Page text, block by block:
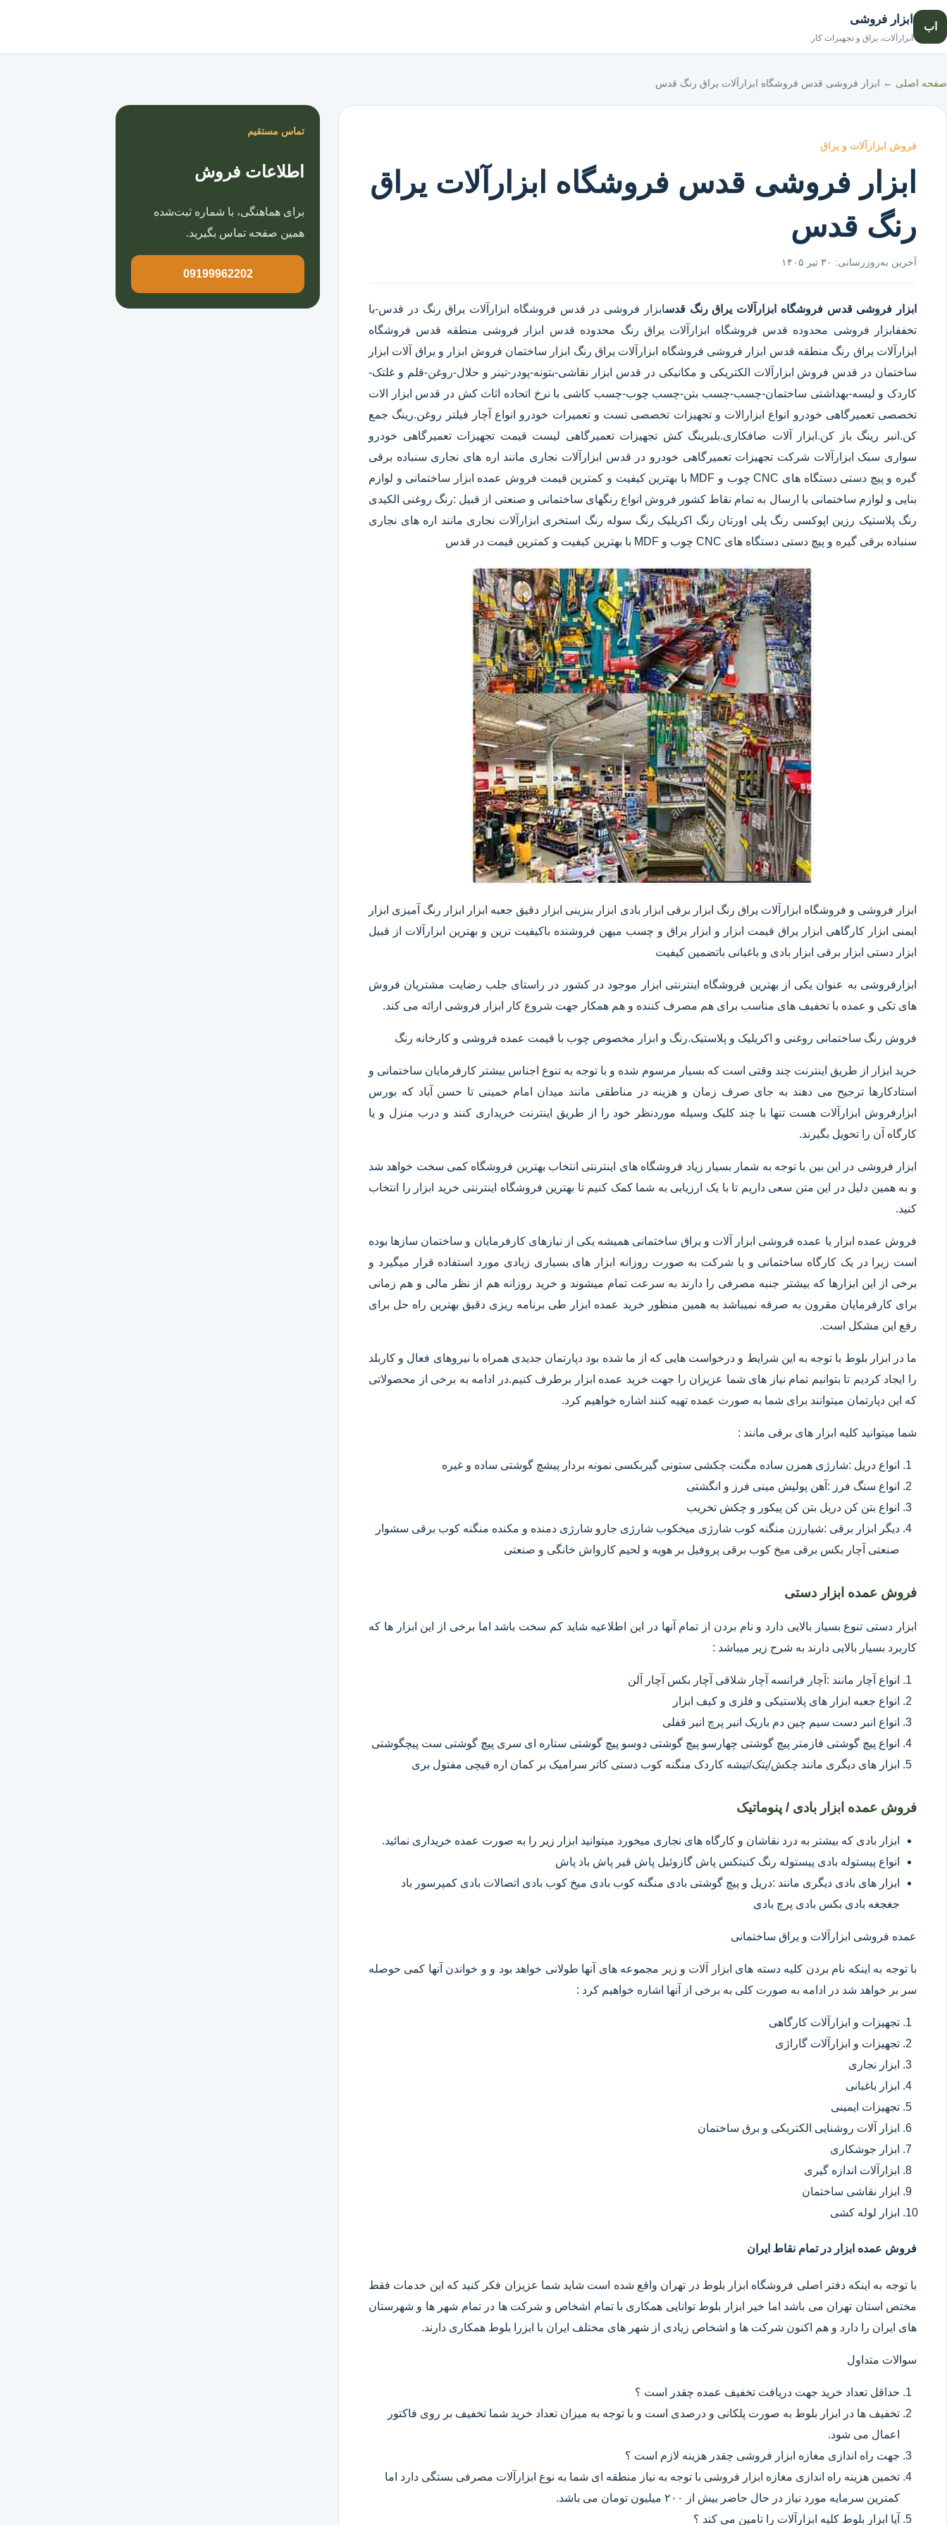
اب
ابزار فروشی
ابزارآلات، یراق و تجهیزات کار
صفحه اصلی ← ابزار فروشی قدس فروشگاه ابزارآلات یراق رنگ قدس
فروش ابزارآلات و یراق
ابزار فروشی قدس فروشگاه ابزارآلات یراق
رنگ قدس
آخرین به‌روزرسانی: ۳۰ تیر ۱۴۰۵
ابزار فروشی قدس فروشگاه ابزارآلات یراق رنگ قدسابزار فروشی در قدس فروشگاه ابزارآلات یراق رنگ در قدس-با
تخففابزار فروشی محدوده قدس فروشگاه ابزارآلات یراق رنگ محدوده قدس ابزار فروشی منطقه قدس فروشگاه
ابزارآلات یراق رنگ منطقه قدس ابزار فروشی فروشگاه ابزارآلات یراق رنگ ابزار ساختمان فروش ابزار و یراق آلات ابزار
ساختمان در قدس فروش ابزارآلات الکتریکی و مکانیکی در قدس ابزار نقاشی-بتونه-پودر-تینر و حلال-روغن-قلم و غلتک-
کاردک و لیسه-بهداشتی ساختمان-چسب-چسب بتن-چسب چوب-چسب کاشی با نرخ اتحاده اثاث کش در قدس ابزار الات
تخصصی تعمیرگاهی خودرو انواع ابزارالات و تجهیزات تخصصی تست و تعمیرات خودرو انواع آچار فیلتر روغن.رینگ جمع
کن.انبر رینگ باز کن.ابزار آلات صافکاری.بلبرینگ کش تجهیزات تعمیرگاهی لیست قیمت تجهیزات تعمیرگاهی خودرو
سواری سبک ابزارآلات شرکت تجهیزات تعمیرگاهی خودرو در قدس ابزارآلات نجاری مانند اره های نجاری سنباده برقی
گیره و پیچ دستی دستگاه های CNC چوب و MDF با بهترین کیفیت و کمترین قیمت فروش عمده ابزار ساختمانی و لوازم
بنایی و لوازم ساختمانی با ارسال به تمام نقاط کشور فروش انواع رنگهای ساختمانی و صنعتی از قبیل :رنگ روغنی الکیدی
رنگ پلاستیک رزین اپوکسی رنگ پلی اورتان رنگ اکریلیک رنگ سوله رنگ استخری ابزارآلات نجاری مانند اره های نجاری
سنباده برقی گیره و پیچ دستی دستگاه های CNC چوب و MDF با بهترین کیفیت و کمترین قیمت در قدس
ابزار فروشی و فروشگاه ابزارآلات یراق رنگ ابزار برقی ابزار بادی ابزار بنزینی ابزار دقیق​ جعبه ابزار ابزار رنگ آمیزی ابزار
ایمنی ابزار کارگاهی ابزار یراق قیمت ابزار و ابزار یراق و چسب میهن فروشنده باکیفیت ترین و بهترین ابزارآلات از قبیل
ابزار دستی ابزار برقی ابزار بادی و باغبانی باتضمین کیفیت
ابزارفروشی به عنوان یکی از بهترین فروشگاه اینترنتی ابزار موجود در کشور در راستای جلب رضایت مشتریان فروش
های تکی و عمده با تخفیف های مناسب برای هم مصرف کننده و هم همکار جهت شروع کار ابزار فروشی ارائه می کند.
فروش رنگ ساختمانی روغنی و اکریلیک و پلاستیک.رنگ و ابزار مخصوص چوب با قیمت عمده فروشی و کارخانه رنگ
خرید ابزار از طریق اینترنت چند وقتی است که بسیار مرسوم شده و با توجه به تنوع اجناس بیشتر کارفرمایان ساختمانی و
استادکارها ترجیح می دهند به جای صرف زمان و هزینه در مناطقی مانند میدان امام خمینی تا حسن آباد که بورس
ابزارفروش ابزارآلات هست تنها با چند کلیک وسیله موردنظر خود را از طریق اینترنت خریداری کنند و درب منزل و یا
کارگاه آن را تحویل بگیرند.
ابزار فروشی در این بین با توجه به شمار بسیار زیاد فروشگاه های اینترنتی انتخاب بهترین فروشگاه کمی سخت خواهد شد
و به همین دلیل در این متن سعی داریم تا با یک ارزیابی به شما کمک کنیم تا بهترین فروشگاه اینترنتی خرید ابزار را انتخاب
کنید.
فروش عمده ابزار یا عمده فروشی ابزار آلات و یراق ساختمانی همیشه یکی از نیازهای کارفرمایان و ساختمان سازها بوده
است زیرا در یک کارگاه ساختمانی و یا شرکت به صورت روزانه ابزار های بسیاری زیادی مورد استفاده قرار میگیرد و
برخی از این ابزارها که بیشتر جنبه مصرفی را دارند به سرعت تمام میشوند و خرید روزانه هم از نظر مالی و هم زمانی
برای کارفرمایان مقرون به صرفه نمیباشد به همین منظور خرید عمده ابزار طی برنامه ریزی دقیق بهترین راه حل برای
رفع این مشکل است.
ما در ابزار بلوط با توجه به این شرایط و درخواست هایی که از ما شده بود دپارتمان جدیدی همراه با نیروهای فعال و کاربلد
را ایجاد کردیم تا بتوانیم تمام نیاز های شما عزیزان را جهت خرید عمده ابزار برطرف کنیم.در ادامه به برخی از محصولاتی
که این دپارتمان میتوانند برای شما به صورت عمده تهیه کنند اشاره خواهیم کرد.
شما میتوانید کلیه ابزار های برقی مانند :
انواع دریل :شارژی همزن ساده مگنت چکشی ستونی گیربکسی نمونه بردار پیشچ گوشتی ساده و غیره
انواع سنگ فرز :آهن پولیش مینی فرز و انگشتی
انواع بتن کن دریل بتن کن پیکور و چکش تخریب
دیگر ابزار برقی :شیارزن منگنه کوب شارژی میخکوب شارژی جارو شارژی دمنده و مکنده منگنه کوب برقی سشوار
صنعتی آچار بکس برقی میخ کوب برقی پروفیل بر هویه و لحیم کارواش خانگی و صنعتی
فروش عمده ابزار دستی
ابزار دستی تنوع بسیار بالایی دارد و نام بردن از تمام آنها در این اطلاعیه شاید کم سخت باشد اما برخی از این ابزار ها که
کاربرد بسیار بالایی دارند به شرح زیر میباشد :
انواع آچار مانند :آچار فرانسه آچار شلاقی آچار بکس آچار آلن
انواع جعبه ابزار های پلاستیکی و فلزی و کیف ابزار
انواع انبر دست سیم چین دم باریک انبر پرچ انبر قفلی
انواع پیچ گوشتی فازمتر پیچ گوشتی چهارسو پیچ گوشتی دوسو پیچ گوشتی ستاره ای سری پیچ گوشتی ست پیچگوشتی
ابزار های دیگری مانند چکش/پتک/تیشه کاردک منگنه کوب دستی کاتر سرامیک بر کمان اره قیچی مفتول بری
فروش عمده ابزار بادی / پنوماتیک
ابزار بادی که بیشتر به درد نقاشان و کارگاه های نجاری میخورد میتوانید ابزار زیر را به صورت عمده خریداری نمائید.
انواع پیستوله بادی پیستوله رنگ کنیتکس پاش گازوئیل پاش قیر پاش باد پاش
ابزار های بادی دیگری مانند :دریل و پیچ گوشتی بادی منگنه کوب بادی میخ کوب بادی اتصالات بادی کمپرسور باد
جغجغه بادی بکس بادی پرچ بادی
عمده فروشی ابزارآلات و یراق ساختمانی
با توجه به اینکه نام بردن کلیه دسته های ابزار آلات و زیر مجموعه های آنها طولانی خواهد بود و و خواندن آنها کمی حوصله
سر بر خواهد شد در ادامه به صورت کلی به برخی از آنها اشاره خواهیم کرد :
تجهیزات و ابزارآلات کارگاهی
تجهیزات و ابزارآلات گاراژی
ابزار نجاری
ابزار باغبانی
تجهیزات ایمینی
ابزار آلات روشنایی الکتریکی و برق ساختمان
ابزار جوشکاری
ابزارآلات اندازه گیری
ابزار نقاشی ساختمان
ابزار لوله کشی
فروش عمده ابزار در تمام نقاط ایران
با توجه به اینکه دفتر اصلی فروشگاه ابزار بلوط در تهران واقع شده است شاید شما عزیزان فکر کنید که این خدمات فقط
مختص استان تهران می باشد اما خیر ابزار بلوط توانایی همکاری با تمام اشخاص و شرکت ها در تمام شهر ها و شهرستان
های ایران را دارد و هم اکنون شرکت ها و اشخاص زیادی از شهر های مختلف ایران با ابزرا بلوط همکاری دارند.
سوالات متداول
حداقل تعداد خرید جهت دریافت تخفیف عمده چقدر است ؟
تخفیف ها در ابزار بلوط به صورت پلکانی و درصدی است و با توجه به میزان تعداد خرید شما تخفیف بر روی فاکتور
اعمال می شود.
جهت راه اندازی مغازه ابزار فروشی چقدر هزینه لازم است ؟
تخمین هزینه راه اندازی مغازه ابزار فروشی با توجه به نیاز منطقه ای شما به نوع ابزارآلات مصرفی بستگی دارد اما
کمترین سرمایه مورد نیاز در حال حاضر بیش از ۲۰۰ میلیون تومان می باشد.
آیا ابزار بلوط کلیه ابزارآلات را تامین می کند ؟
تماس مستقیم
اطلاعات فروش
برای هماهنگی، با شماره ثبت‌شده
همین صفحه تماس بگیرید.
09199962202